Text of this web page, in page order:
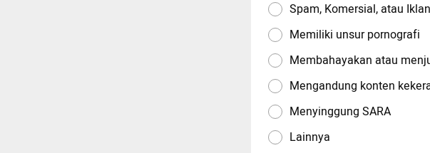
Spam, Komersial, atau Iklan
Memiliki unsur pornografi
Membahayakan atau
Mengandung konten
Menyinggung SARA
Lainnya